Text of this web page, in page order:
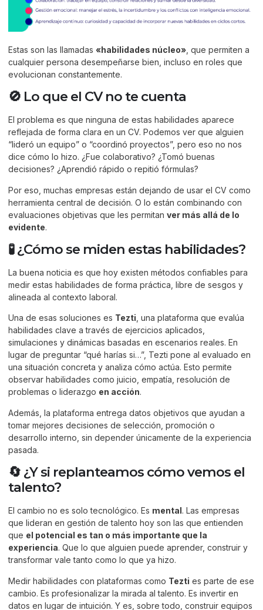
Estas son las llamadas «habilidades núcleo» , que permiten a
cualquier persona desempeñarse bien, incluso en roles que
evolucionan constantemente.
🚫 Lo que el CV no te cuenta
El problema es que ninguna de estas habilidades aparece
reflejada de forma clara en un CV. Podemos ver que alguien
“lideró un equipo” o “coordinó proyectos”, pero eso no nos
dice cómo lo hizo. ¿Fue colaborativo? ¿Tomó buenas
decisiones? ¿Aprendió rápido o repitió fórmulas?
Por eso, muchas empresas están dejando de usar el CV como
herramienta central de decisión. O lo están combinando con
evaluaciones objetivas que les permitan ver más allá de lo
evidente.
🧪 ¿Cómo se miden estas habilidades?
La buena noticia es que hoy existen métodos confiables para
medir estas habilidades de forma práctica, libre de sesgos y
alineada al contexto laboral.
Una de esas soluciones es Tezti , una plataforma que evalúa
habilidades clave a través de ejercicios aplicados,
simulaciones y dinámicas basadas en escenarios reales. En
lugar de preguntar “qué harías si…”, Tezti pone al evaluado en
una situación concreta y analiza cómo actúa. Esto permite
observar habilidades como juicio, empatía, resolución de
problemas o liderazgo en acción.
Además, la plataforma entrega datos objetivos que ayudan a
tomar mejores decisiones de selección, promoción o
desarrollo interno, sin depender únicamente de la experiencia
pasada.
🔄 ¿Y si replanteamos cómo vemos el
talento?
El cambio no es solo tecnológico. Es mental. Las empresas
que lideran en gestión de talento hoy son las que entienden
que el potencial es tan o más importante que la
experiencia. Que lo que alguien puede aprender, construir y
transformar vale tanto como lo que ya hizo.
Medir habilidades con plataformas como Tezti es parte de ese
cambio. Es profesionalizar la mirada al talento. Es invertir en
datos en lugar de intuición. Y es, sobre todo, construir equipos